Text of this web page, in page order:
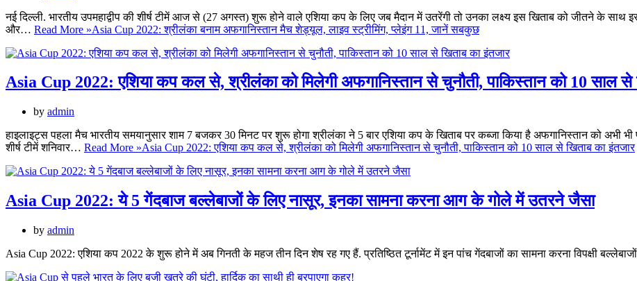
नई दिल्ली. भारतीय उपमहाद्वीप की शीर्ष टीमें आज से (27 अगस्त) शुरू होने वाले एशिया कप के लिए जब मैदान में उतरेंगी तो उनका लक्ष्य इस खिताब को जीतने के साथ
और… Read More »Asia Cup 2022: श्रीलंका बनाम अफगानिस्तान मैच शेड्यूल, लाइव स्ट्रीमिंग, प्लेइंग 11, जानें सबकुछ
Asia Cup 2022: एशिया कप कल से, श्रीलंका को मिलेगी अफगानिस्तान से चुनौती, पाकिस्तान को 10 साल से
by admin
हाइलाइट्स पहला मैच भारतीय समयानुसार शाम 7 बजकर 30 मिनट पर शुरू होगा श्रीलंका ने 5 बार एशिया कप के खिताब पर कब्जा किया है अफगानिस्तान को अभी
शीर्ष टीमें शनिवार… Read More »Asia Cup 2022: एशिया कप कल से, श्रीलंका को मिलेगी अफगानिस्तान से चुनौती, पाकिस्तान को 10 साल से खिताब का इंतजार
Asia Cup 2022: ये 5 गेंदबाज बल्लेबाजों के लिए नासूर, इनका सामना करना आग के गोले में उतरने जैसा
by admin
Asia Cup 2022: एशिया कप 2022 के शुरू होने में अब गिनती के महज तीन दिन शेष रह गए हैं. प्रतिष्ठित टूर्नामेंट में इन पांच गेंदबाजों का सामना करना विपक्षी